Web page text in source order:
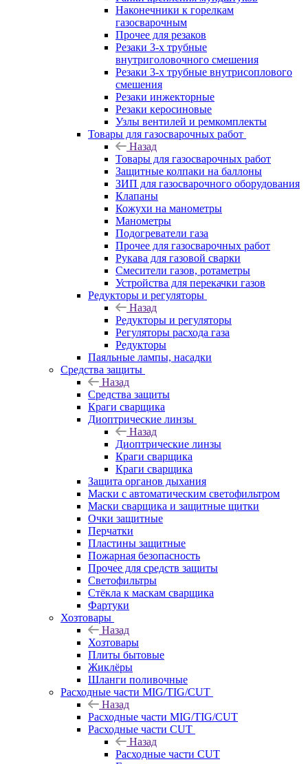
Наконечники к горелкам
газосварочным
Прочее для резаков
Резаки 3-х трубные
внутриголовочного смешения
Резаки 3-х трубные внутрисоплового
смешения
Резаки инжекторные
Резаки керосиновые
Узлы вентилей и ремкомплекты
Товары для газосварочных работ
Назад
Товары для газосварочных работ
Защитные колпаки на баллоны
ЗИП для газосварочного оборудования
Клапаны
Кожухи на манометры
Манометры
Подогреватели газа
Прочее для газосварочных работ
Рукава для газовой сварки
Смесители газов, ротаметры
Устройства для перекачки газов
Редукторы и регуляторы
Назад
Редукторы и регуляторы
Регуляторы расхода газа
Редукторы
Паяльные лампы, насадки
Средства защиты
Назад
Средства защиты
Краги сварщика
Диоптрические линзы
Назад
Диоптрические линзы
Краги сварщика
Краги сварщика
Защита органов дыхания
Маски с автоматическим светофильтром
Маски сварщика и защитные щитки
Очки защитные
Перчатки
Пластины защитные
Пожарная безопасность
Прочее для средств защиты
Светофильтры
Стёкла к маскам сварщика
Фартуки
Хозтовары
Назад
Хозтовары
Плиты бытовые
Жиклёры
Шланги поливочные
Расходные части MIG/TIG/CUT
Назад
Расходные части MIG/TIG/CUT
Расходные части CUT
Назад
Расходные части CUT